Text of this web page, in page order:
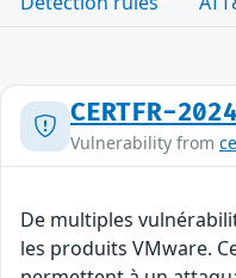
CERTFR-
Vulnerability from
De multiples
les produits VMware.